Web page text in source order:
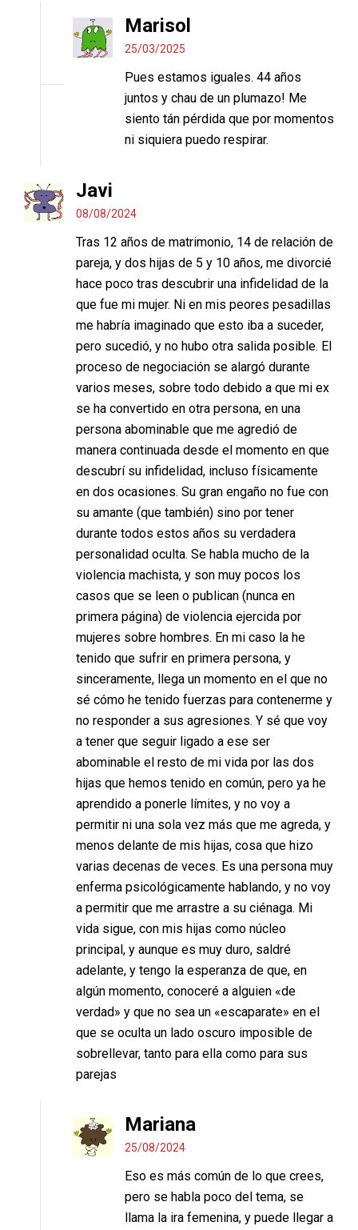
Marisol
25/03/2025
Pues estamos iguales. 44 años
juntos y chau de un plumazo! Me
siento tán pérdida que por momentos
ni siquiera puedo respirar.
Javi
08/08/2024
Tras 12 años de matrimonio, 14 de relación de
pareja, y dos hijas de 5 y 10 años, me divorcié
hace poco tras descubrir una infidelidad de la
que fue mi mujer. Ni en mis peores pesadillas
me habría imaginado que esto iba a suceder,
pero sucedió, y no hubo otra salida posible. El
proceso de negociación se alargó durante
varios meses, sobre todo debido a que mi ex
se ha convertido en otra persona, en una
persona abominable que me agredió de
manera continuada desde el momento en que
descubrí su infidelidad, incluso físicamente
en dos ocasiones. Su gran engaño no fue con
su amante (que también) sino por tener
durante todos estos años su verdadera
personalidad oculta. Se habla mucho de la
violencia machista, y son muy pocos los
casos que se leen o publican (nunca en
primera página) de violencia ejercida por
mujeres sobre hombres. En mi caso la he
tenido que sufrir en primera persona, y
sinceramente, llega un momento en el que no
sé cómo he tenido fuerzas para contenerme y
no responder a sus agresiones. Y sé que voy
a tener que seguir ligado a ese ser
abominable el resto de mi vida por las dos
hijas que hemos tenido en común, pero ya he
aprendido a ponerle límites, y no voy a
permitir ni una sola vez más que me agreda, y
menos delante de mis hijas, cosa que hizo
varias decenas de veces. Es una persona muy
enferma psicológicamente hablando, y no voy
a permitir que me arrastre a su ciénaga. Mi
vida sigue, con mis hijas como núcleo
principal, y aunque es muy duro, saldré
adelante, y tengo la esperanza de que, en
algún momento, conoceré a alguien «de
verdad» y que no sea un «escaparate» en el
que se oculta un lado oscuro imposible de
sobrellevar, tanto para ella como para sus
parejas
Mariana
25/08/2024
Eso es más común de lo que crees,
pero se habla poco del tema, se
llama la ira femenina, y puede llegar a